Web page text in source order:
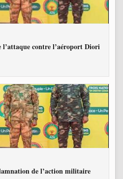
l’attaque contre l’aéroport Diori
de l’action militaire